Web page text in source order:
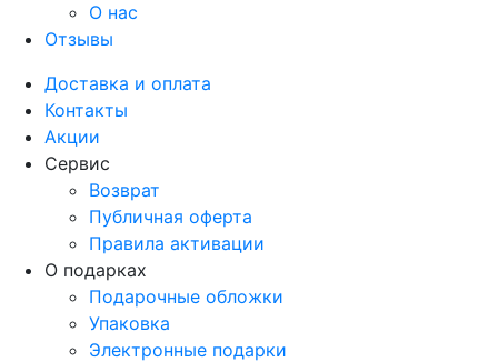
О нас
Отзывы
Доставка и оплата
Контакты
Акции
Сервис
Возврат
Публичная оферта
Правила активации
О подарках
Подарочные обложки
Упаковка
Электронные подарки